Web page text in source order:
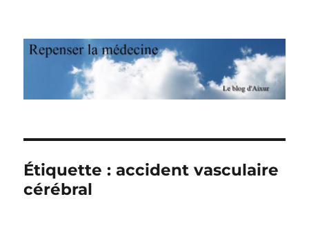
Repenser la médecine
Étiquette : accident vasculaire
cérébral